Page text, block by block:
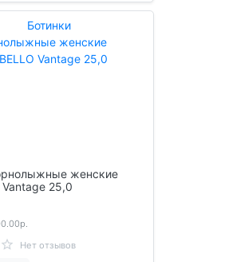
женские
DALBELLO Vantage 25,0
Нет отзывов